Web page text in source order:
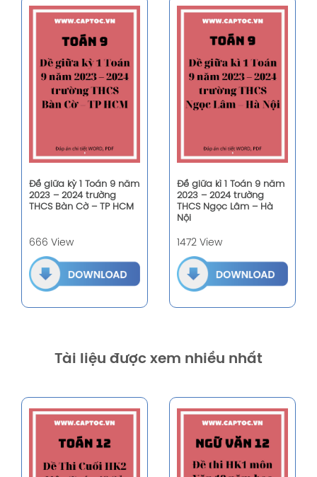
Đề giữa kỳ 1 Toán 9 năm
2023 – 2024 trường
THCS Bàn Cờ – TP HCM
666 View
Đề giữa kì 1 Toán 9 năm
2023 – 2024 trường
THCS Ngọc Lâm – Hà
Nội
1472 View
Tài liệu được xem nhiều nhất